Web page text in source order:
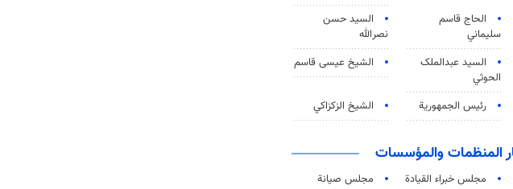
الحاج قاسم
سليماني
السيد حسن
نصرالله
السید عبدالملک
الحوثي
الشيخ عيسى قاسم
رئيس الجمهورية الشيخ الزكزاكي
المنظمات والمؤسسات
مجلس خبراء القيادة
مجلس صيانة